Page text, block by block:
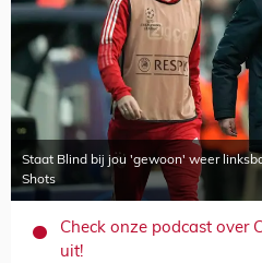
Staat Blind bij jou 'gewoon' weer
Shots
Check onze podcast over
uit!